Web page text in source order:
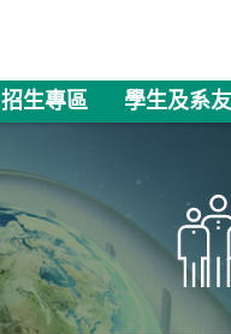
招生專區 學生及系友